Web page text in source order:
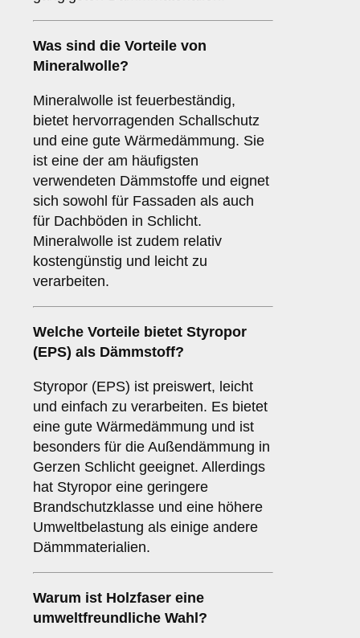
Was sind die Vorteile von
Mineralwolle?
Mineralwolle ist feuerbeständig,
bietet hervorragenden Schallschutz
und eine gute Wärmedämmung. Sie
ist eine der am häufigsten
verwendeten Dämmstoffe und eignet
sich sowohl für Fassaden als auch
für Dachböden in Schlicht.
Mineralwolle ist zudem relativ
kostengünstig und leicht zu
verarbeiten.
Welche Vorteile bietet Styropor
(EPS) als Dämmstoff?
Styropor (EPS) ist preiswert, leicht
und einfach zu verarbeiten. Es bietet
eine gute Wärmedämmung und ist
besonders für die Außendämmung in
Gerzen Schlicht geeignet. Allerdings
hat Styropor eine geringere
Brandschutzklasse und eine höhere
Umweltbelastung als einige andere
Dämmmaterialien.
Warum ist Holzfaser eine
umweltfreundliche Wahl?